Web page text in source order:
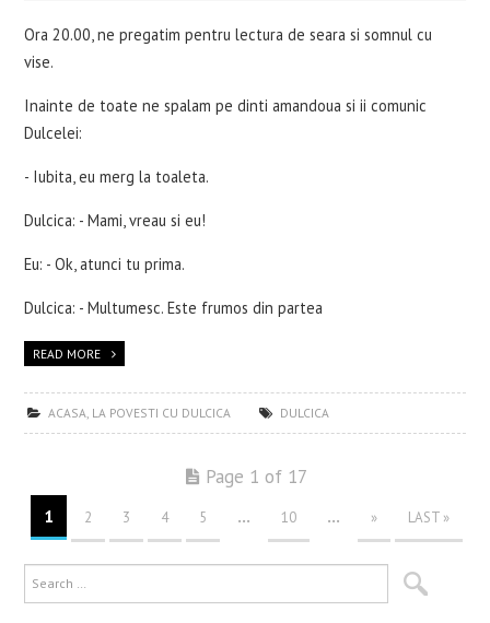
Ora 20.00, ne pregatim pentru lectura de seara si somnul cu
vise.
Inainte de toate ne spalam pe dinti amandoua si ii comunic
Dulcelei:
- Iubita, eu merg la toaleta.
Dulcica: - Mami, vreau si eu!
Eu: - Ok, atunci tu prima.
Dulcica: - Multumesc. Este frumos din partea
READ MORE
ACASA LA POVESTI CU DULCICA DULCICA
Page 1 of 17
1 2 3 4 5 ... 10 ... » LAST »